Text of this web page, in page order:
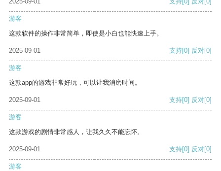
游客
这款软件的操作非常简单，即使是小白也能快速上手。
2025-09-01 支持[0] 反对[0]
游客
这款app的游戏非常好玩，可以让我消磨时间。
2025-09-01 支持[0] 反对[0]
游客
这款游戏的剧情非常感人，让我久久不能忘怀。
2025-09-01 支持[0] 反对[0]
游客